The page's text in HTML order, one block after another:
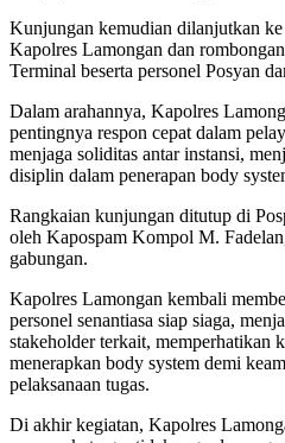
Kunjungan kemudian dilanjutkan
Kapolres Lamongan dan
Terminal beserta personel Posyan
Dalam arahannya, Kapolres
pentingnya respon cepat dalam
menjaga soliditas antar instansi,
disiplin dalam penerapan body
Rangkaian kunjungan ditutup di
oleh Kapospam Kompol M.
gabungan.
Kapolres Lamongan kembali
personel senantiasa siap siaga,
stakeholder terkait, memperhatikan
menerapkan body system demi
pelaksanaan tugas.
Di akhir kegiatan, Kapolres